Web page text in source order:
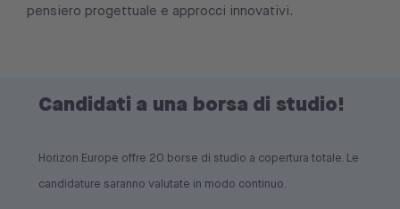
pensiero progettuale e approcci innovativi.
Candidati a una borsa di studio!
Horizon Europe offre 20 borse di studio a copertura totale. Le
candidature saranno valutate in modo continuo.